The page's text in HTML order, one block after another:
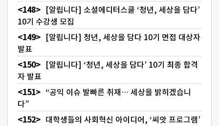
[알립니다] 소셜에디터스쿨 ‘청년, 세상을 담다’
10기 수강생 모집
[알립니다] 청년, 세상을 담다 10기 면접 대상자
발표
[알립니다] ‘청년, 세상을 담다’ 10기 최종 합격
자 발표
“공익 이슈 발빠른 취재… 세상을 밝히겠습니
다”
대학생들의 사회혁신 아이디어, ‘씨앗 프로그램’